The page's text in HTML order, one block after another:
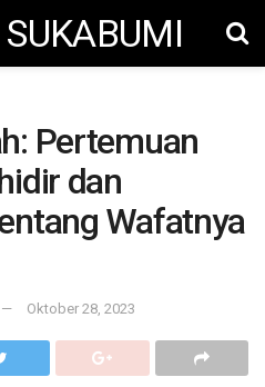
Pertemuan
dan
Wafatnya
Oktober 28, 2023